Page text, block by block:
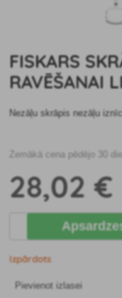
FISKARS
RAVĒŠANAI
Nezāļu skrāpis nezāļu
Zemākā cena pēdējo 30
28,02 €
Izpārdots
Pievienot izlasei